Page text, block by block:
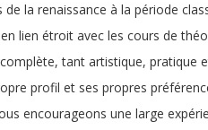
la renaissance à la période
lien étroit avec les cours de
tant artistique, pratique
profil et ses propres
encourageons une large